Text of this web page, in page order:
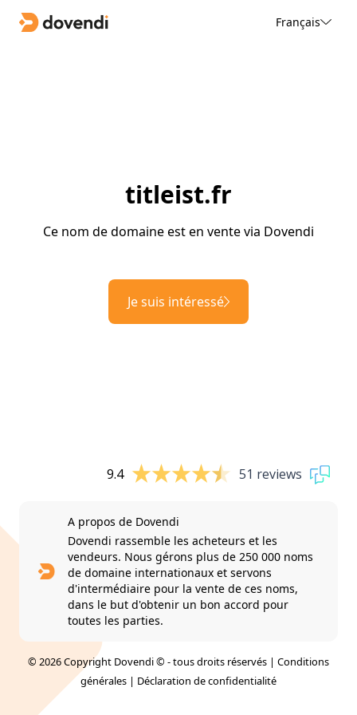
Français
titleist.fr
Ce nom de domaine est en vente via Dovendi
Je suis intéressé
9.4 51 reviews
A propos de Dovendi
Dovendi rassemble les acheteurs et les
vendeurs. Nous gérons plus de 250 000 noms
de domaine internationaux et servons
d'intermédiaire pour la vente de ces noms,
dans le but d'obtenir un bon accord pour
toutes les parties.
© 2026 Copyright Dovendi © - tous droits réservés | Conditions
générales | Déclaration de confidentialité